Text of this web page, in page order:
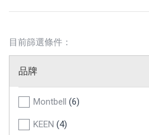
目前篩選條件：
品牌
Montbell (6)
KEEN (4)